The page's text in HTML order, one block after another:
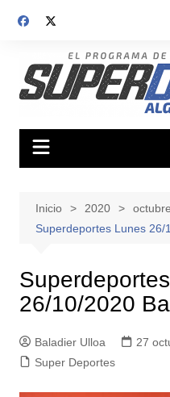
Inicio 2020 octubre
Superdeportes Lunes 26/
26/10/2020
Baladier Ulloa 27
Super Deportes